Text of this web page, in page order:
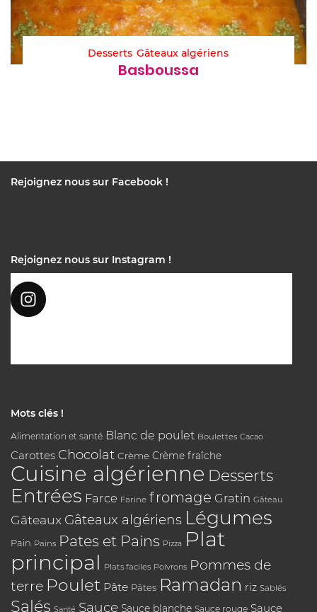
Desserts Gâteaux algériens
Basboussa
Rejoignez nous sur Facebook !
Rejoignez nous sur Instagram !
Mots clés !
Alimentation et santé Blanc de poulet Boulettes Cacao
Carottes Chocolat Crème Crème fraîche
Cuisine algérienne Desserts
Entrées Farce Farine fromage Gratin Gâteau
Gâteaux Gâteaux algériens Légumes
Pain Pains Pates et Pains Pizza Plat
principal Plats faciles Poivrons Pommes de
terre Poulet Pâte Pâtes Ramadan riz Sablés
Salés Santé Sauce Sauce blanche Sauce rouge Sauce